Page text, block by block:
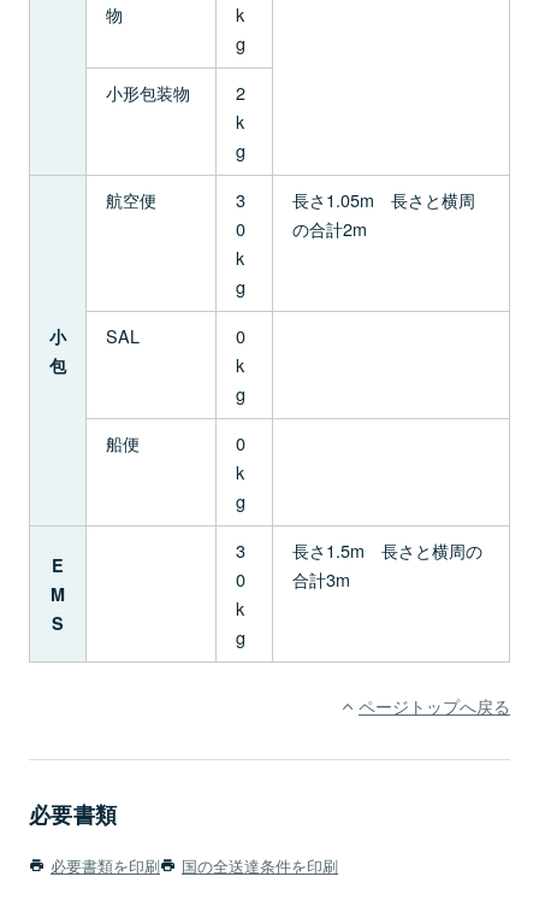
物
k
g
小形包装物
2
k
g
小
包
航空便
3
0
k
g
長さ1.05m 長さと横周
の合計2m
SAL
0
k
g
船便
0
k
g
E
M
S
3
0
k
g
長さ1.5m 長さと横周の
合計3m
ページトップへ戻る
必要書類
必要書類を印刷 国の全送達条件を印刷